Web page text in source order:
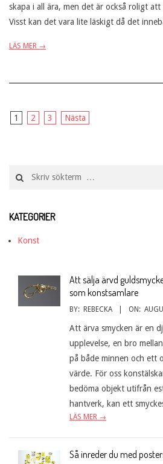
skapa i all ära, men det är också roligt
Visst kan det vara lite läskigt då det
LÄS MER →
Sidnumrering
inlägg
1 2 3 Nästa
KATEGORIER
Konst
Att sälja ärvd
som konstsamlare
BY: REBECKA ON:
Att ärva smycken är en
upplevelse, en bro
på både minnen och ett
värde. För oss
bedöma objekt utifrån
hantverk, kan ett
LÄS MER →
Så inreder du med